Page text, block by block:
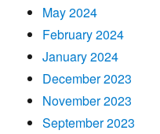
May 2024
February 2024
January 2024
December 2023
November 2023
September 2023